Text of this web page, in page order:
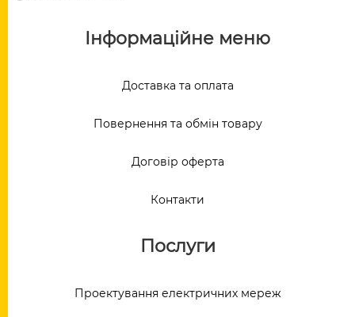
Інформаційне меню
Доставка та оплата
Повернення та обмін товару
Договір оферта
Контакти
Послуги
Проектування електричних мереж